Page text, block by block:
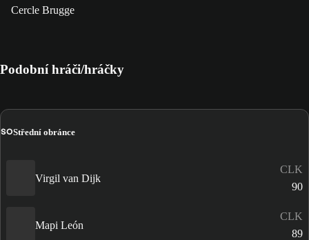
Cercle Brugge
Podobní hráči/hráčky
SOStřední obránce
Virgil van Dijk
CLK
90
Mapi León
CLK
89